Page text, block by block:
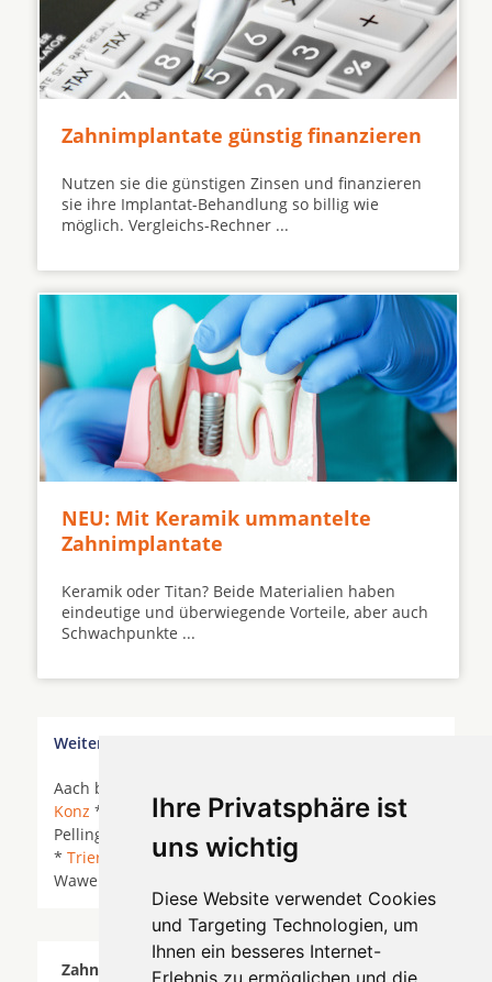
Ihre Privatsphäre ist
uns wichtig
Diese Website verwendet Cookies
und Targeting Technologien, um
Ihnen ein besseres Internet-
Erlebnis zu ermöglichen und die
Zahnimplantate günstig finanzieren
Nutzen sie die günstigen Zinsen und finanzieren
sie ihre Implantat-Behandlung so billig wie
möglich. Vergleichs-Rechner ...
NEU: Mit Keramik ummantelte
Zahnimplantate
Keramik oder Titan? Beide Materialien haben
eindeutige und überwiegende Vorteile, aber auch
Schwachpunkte ...
Weitere Orte in der Nähe von Konz
Aach bei Trier * Ayl *
Konz * * Langsur *Nittel* Oberbillig *
Pellingen *
Ralingen*
* Trier Trierweiler *Waldrach* Wasserliesch *
Wawern (Saar) *
Zahnärzte für Zahnimplantete in Konz wurde am